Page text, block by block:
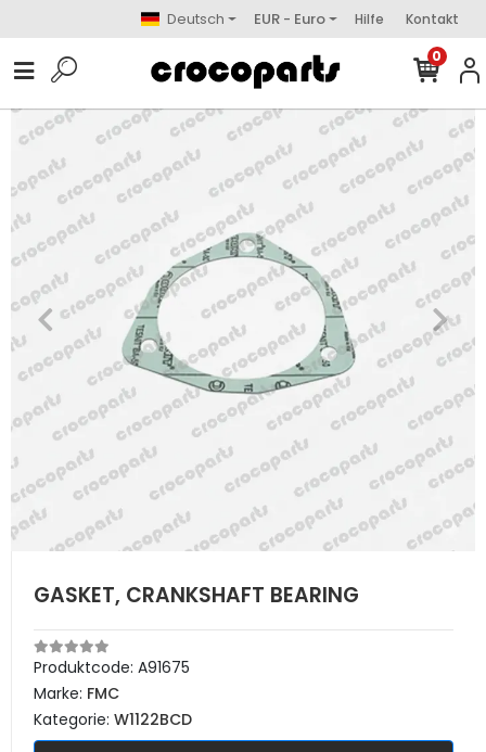
Deutsch EUR - Euro Hilfe Kontakt
0
GASKET, CRANKSHAFT BEARING
Produktcode: A91675
Marke: FMC
Kategorie: W1122BCD